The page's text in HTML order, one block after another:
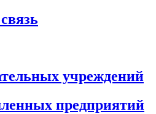
учреждений
предприятий